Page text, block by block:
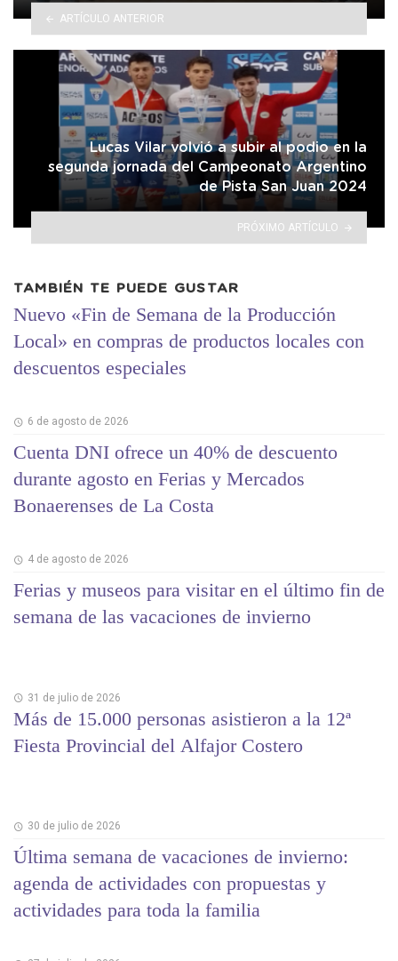
ARTÍCULO ANTERIOR
Lucas Vilar volvió a subir al podio en la
segunda jornada del Campeonato Argentino
de Pista San Juan 2024
PRÓXIMO ARTÍCULO
TAMBIÉN TE PUEDE GUSTAR
Nuevo «Fin de Semana de la Producción
Local» en compras de productos locales con
descuentos especiales
6 de agosto de 2026
Cuenta DNI ofrece un 40% de descuento
durante agosto en Ferias y Mercados
Bonaerenses de La Costa
4 de agosto de 2026
Ferias y museos para visitar en el último fin de
semana de las vacaciones de invierno
31 de julio de 2026
Más de 15.000 personas asistieron a la 12ª
Fiesta Provincial del Alfajor Costero
30 de julio de 2026
Última semana de vacaciones de invierno:
agenda de actividades con propuestas y
actividades para toda la familia